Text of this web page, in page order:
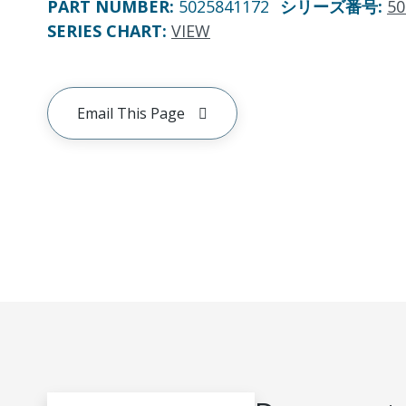
PART NUMBER: 5025841172 シリーズ番号:
SERIES CHART: VIEW
Email This Page